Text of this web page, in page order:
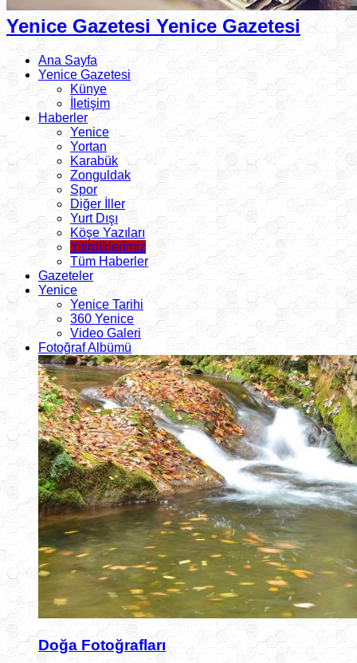
Yenice Gazetesi Yenice Gazetesi
Ana Sayfa
Yenice Gazetesi
Künye
İletişim
Haberler
Yenice
Yortan
Karabük
Zonguldak
Spor
Diğer İller
Yurt Dışı
Köşe Yazıları
Yitirdiklerimiz
Tüm Haberler
Gazeteler
Yenice
Yenice Tarihi
360 Yenice
Video Galeri
Fotoğraf Albümü
Doğa Fotoğrafları